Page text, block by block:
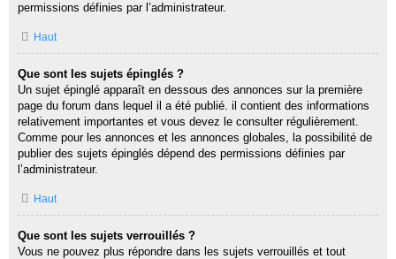
permissions définies par l’administrateur.
Haut
Que sont les sujets épinglés ?
Un sujet épinglé apparaît en dessous des annonces sur la première
page du forum dans lequel il a été publié. il contient des informations
relativement importantes et vous devez le consulter régulièrement.
Comme pour les annonces et les annonces globales, la possibilité de
publier des sujets épinglés dépend des permissions définies par
l’administrateur.
Haut
Que sont les sujets verrouillés ?
Vous ne pouvez plus répondre dans les sujets verrouillés et tout